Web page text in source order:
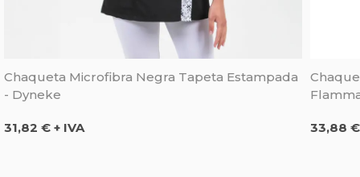
Chaqueta Microfibra Negra Tapeta Estampada
- Dyneke
Precio
31,82 € + IVA Precio
33,88 €